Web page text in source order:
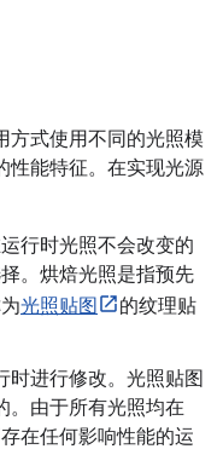
方式使用不同的光照模
性能特征。在实现光源
行时光照不会改变的
。烘焙光照是指预先
光照贴图
的纹理贴
时进行修改。光照贴图
。由于所有光照均在
在任何影响性能的运